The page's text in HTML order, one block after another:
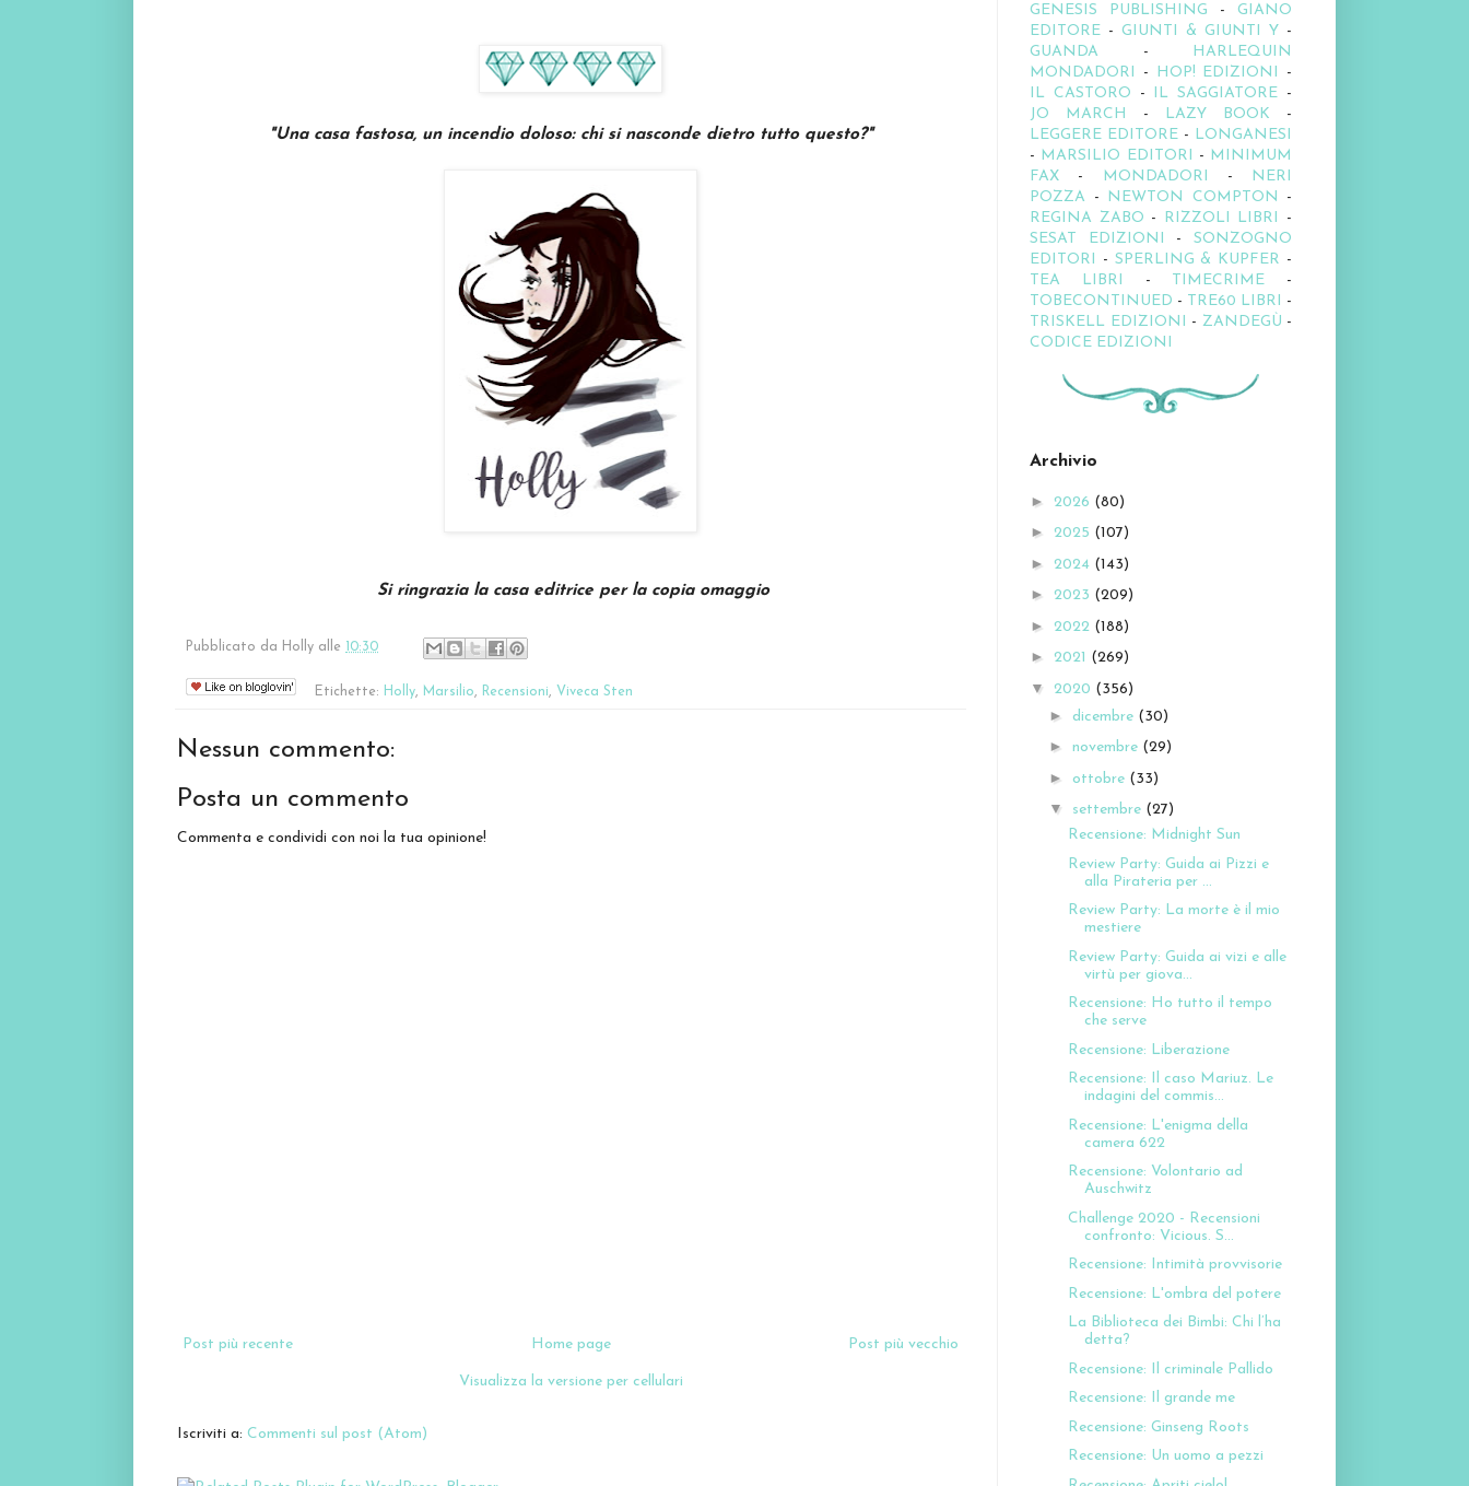
"Una casa fastosa, un incendio doloso: chi si nasconde dietro tutto questo?"
Si ringrazia la casa editrice per la copia omaggio
Pubblicato da Holly alle 10:30
Etichette: Holly, Marsilio, Recensioni, Viveca Sten
Nessun commento:
Posta un commento
Commenta e condividi con noi la tua opinione!
Post più recente Post più vecchio
Home page
Visualizza la versione per cellulari
Iscriviti a: Commenti sul post (Atom)
GENESIS PUBLISHING - GIANO
EDITORE - GIUNTI & GIUNTI Y -
GUANDA - HARLEQUIN
MONDADORI
- HOP! EDIZIONI
-
IL CASTORO - IL SAGGIATORE -
JO MARCH - LAZY BOOK -
LEGGERE EDITORE - LONGANESI
- MARSILIO EDITORI - MINIMUM
FAX - MONDADORI - NERI
POZZA - NEWTON COMPTON -
REGINA ZABO - RIZZOLI LIBRI
-
SESAT EDIZIONI
-SONZOGNO
EDITORI - SPERLING & KUPFER -
TEA LIBRI
- TIMECRIME -
TOBECONTINUED - TRE60 LIBRI -
TRISKELL EDIZIONI - ZANDEGÙ -
CODICE EDIZIONI
Archivio
► 2026 (80)
► 2025 (107)
► 2024 (143)
► 2023 (209)
► 2022 (188)
► 2021 (269)
▼ 2020 (356)
► dicembre (30)
► novembre (29)
► ottobre (33)
▼ settembre (27)
Recensione: Midnight Sun
Review Party: Guida ai Pizzi e
alla Pirateria per ...
Review Party: La morte è il mio
mestiere
Review Party: Guida ai vizi e alle
virtù per giova...
Recensione: Ho tutto il tempo
che serve
Recensione: Liberazione
Recensione: Il caso Mariuz. Le
indagini del commis...
Recensione: L'enigma della
camera 622
Recensione: Volontario ad
Auschwitz
Challenge 2020 - Recensioni
confronto: Vicious. S...
Recensione: Intimità provvisorie
Recensione: L'ombra del potere
La Biblioteca dei Bimbi: Chi l’ha
detta?
Recensione: Il criminale Pallido
Recensione: Il grande me
Recensione: Ginseng Roots
Recensione: Un uomo a pezzi